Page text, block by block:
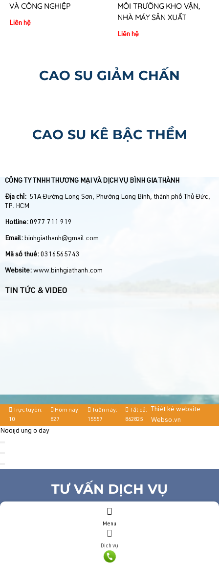
VÀ CÔNG NGHIỆP
Liên hệ
MÔI TRƯỜNG KHO VẬN,
NHÀ MÁY SẢN XUẤT
Liên hệ
CAO SU GIẢM CHẤN
CAO SU KÊ BẬC THỀM
CÔNG TY TNHH THƯƠNG MẠI VÀ DỊCH VỤ BÌNH GIA THÀNH
Địa chỉ: 51A Đường Long Sơn, Phường Long Bình, thành phố Thủ Đức,
TP. HCM
Hotline: 0977 711 919
Email: binhgiathanh@gmail.com
Mã số thuế: 0316565743
Website: www.binhgiathanh.com
TIN TỨC & VIDEO
Trực tuyến:
10
Hôm nay:
827
Tuần này:
15557
Tất cả:
862825
Thiết kế website
Webso.vn
Menu
Dịch vụ
Nooijd ung o day
TƯ VẤN DỊCH VỤ